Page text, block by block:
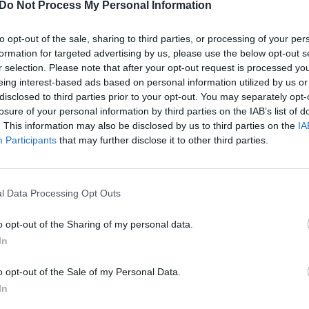
Do Not Process My Personal Information
opt-out of the sale, sharing to third parties, or processing of your
for targeted advertising by us, please use the below opt-out
selection. Please note that after your opt-out request is processed
interest-based ads based on personal information utilized by us
to third parties prior to your opt-out. You may separately
of your personal information by third parties on the IAB’s list of
This information may also be disclosed by us to third parties on the
Participants that may further disclose it to other third parties.
Data Processing Opt Outs
opt-out of the Sharing of my personal data.
opt-out of the Sale of my Personal Data.
diena
pakuoti
Žinios | Lietuvos diena
00:02:52
trūkumo nerimaujantys
aukoti: už gerą
apdovanoja ir
Kraujo donacijos centrai
pagalbos: atšilus orams ypač
sumažėjo donorų
00:03:11
atlikti PGR testus:
dienomis
Pradėjus skiepijimą prekybos
galimybių pasus spausdinti